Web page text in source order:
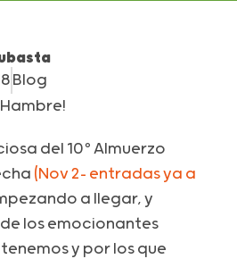
Blog
Hambre!
del 10º Almuerzo
(Nov 2- entradas ya a
a llegar, y
los emocionantes
y por los que